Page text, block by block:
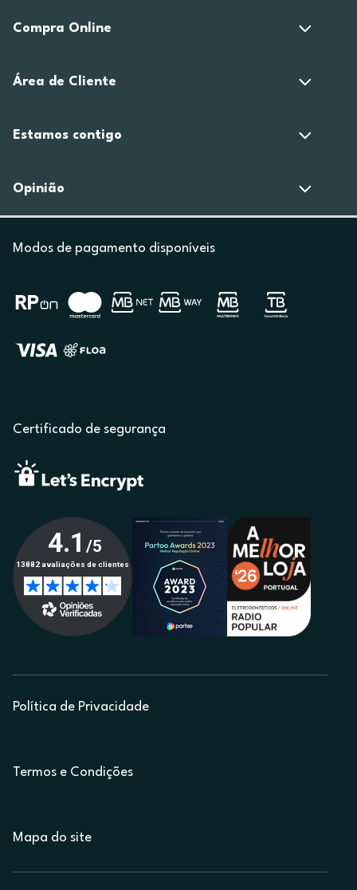
Compra Online
Área de Cliente
Estamos contigo
Opinião
Modos de pagamento disponíveis
Certificado de segurança
Política de Privacidade
Termos e Condições
Mapa do site